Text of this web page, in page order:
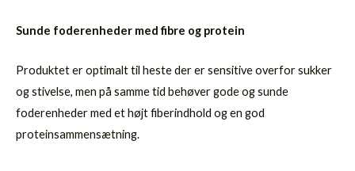
Sunde foderenheder med fibre og protein
Produktet er optimalt til heste der er sensitive overfor sukker
og stivelse, men på samme tid behøver gode og sunde
foderenheder med et højt fiberindhold og en god
proteinsammensætning.